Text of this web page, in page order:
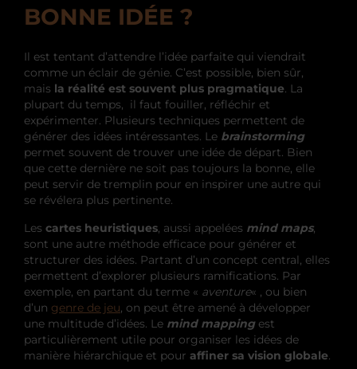
BONNE IDÉE ?
Il est tentant d’attendre l’idée parfaite qui viendrait
comme un éclair de génie. C’est possible, bien sûr,
mais la réalité est souvent plus pragmatique. La
plupart du temps, il faut fouiller, réfléchir et
expérimenter. Plusieurs techniques permettent de
générer des idées intéressantes. Le brainstorming
permet souvent de trouver une idée de départ. Bien
que cette dernière ne soit pas toujours la bonne, elle
peut servir de tremplin pour en inspirer une autre qui
se révélera plus pertinente.
Les cartes heuristiques, aussi appelées mind maps,
sont une autre méthode efficace pour générer et
structurer des idées. Partant d’un concept central, elles
permettent d’explorer plusieurs ramifications. Par
exemple, en partant du terme « aventure« , ou bien
d’un genre de jeu, on peut être amené à développer
une multitude d’idées. Le mind mappingest
particulièrement utile pour organiser les idées de
manière hiérarchique et pour affiner sa vision globale.